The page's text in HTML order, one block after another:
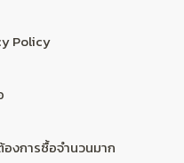
Policy
งการซื้อจำนวนมาก